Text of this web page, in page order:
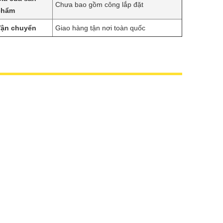
Chưa bao gồm công lắp đặt
chuyển Giao hàng tận nơi toàn quốc